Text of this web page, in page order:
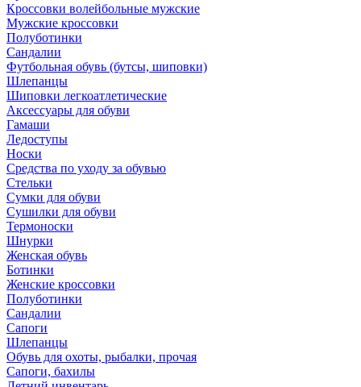
Кроссовки волейбольные мужские
Мужские кроссовки
Полуботинки
Сандалии
Футбольная обувь (бутсы, шиповки)
Шлепанцы
Шиповки легкоатлетические
Аксессуары для обуви
Гамаши
Ледоступы
Носки
Средства по уходу за обувью
Стельки
Сумки для обуви
Сушилки для обуви
Термоноски
Шнурки
Женская обувь
Ботинки
Женские кроссовки
Полуботинки
Сандалии
Сапоги
Шлепанцы
Обувь для охоты, рыбалки, прочая
Сапоги, бахилы